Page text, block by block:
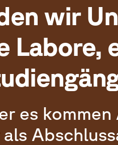
wir
Labore,
es